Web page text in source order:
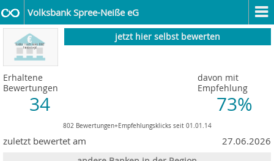
Volksbank Spree-Neiße eG
jetzt hier selbst bewerten
Erhaltene
Bewertungen
34
davon mit
Empfehlung
73%
802 Bewertungen+Empfehlungsklicks seit 01.01.14
zuletzt bewertet am 27.06.2026